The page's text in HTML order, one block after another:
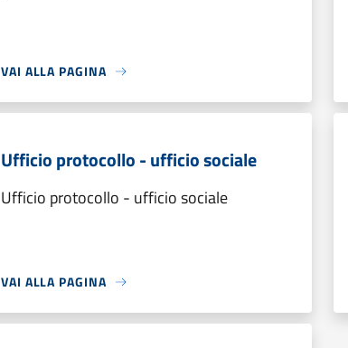
VAI ALLA PAGINA
Ufficio protocollo - ufficio sociale
Ufficio protocollo - ufficio sociale
VAI ALLA PAGINA